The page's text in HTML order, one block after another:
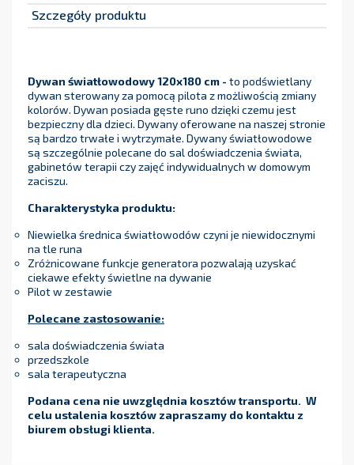
Szczegóły produktu
Dywan światłowodowy 120x180 cm - to podświetlany
dywan sterowany za pomocą pilota z możliwością zmiany
kolorów. Dywan posiada gęste runo dzięki czemu jest
bezpieczny dla dzieci. Dywany oferowane na naszej stronie
są bardzo trwałe i wytrzymałe. Dywany światłowodowe
są szczególnie polecane do sal doświadczenia świata,
gabinetów terapii czy zajęć indywidualnych w domowym
zaciszu.
Charakterystyka produktu:
Niewielka średnica światłowodów czyni je niewidocznymi
na tle runa
Zróżnicowane funkcje generatora pozwalają uzyskać
ciekawe efekty świetlne na dywanie
Pilot w zestawie
Polecane zastosowanie:
sala doświadczenia świata
przedszkole
sala terapeutyczna
Podana cena nie uwzględnia kosztów transportu. W
celu ustalenia kosztów zapraszamy do kontaktu z
biurem obsługi klienta.